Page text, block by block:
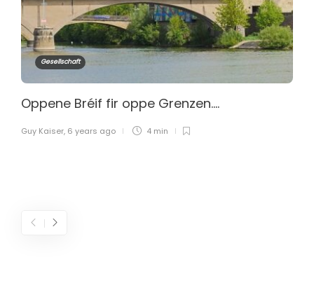
Gesellschaft
Oppene Bréif fir oppe Grenzen….
Guy Kaiser, 6 years ago 4 min